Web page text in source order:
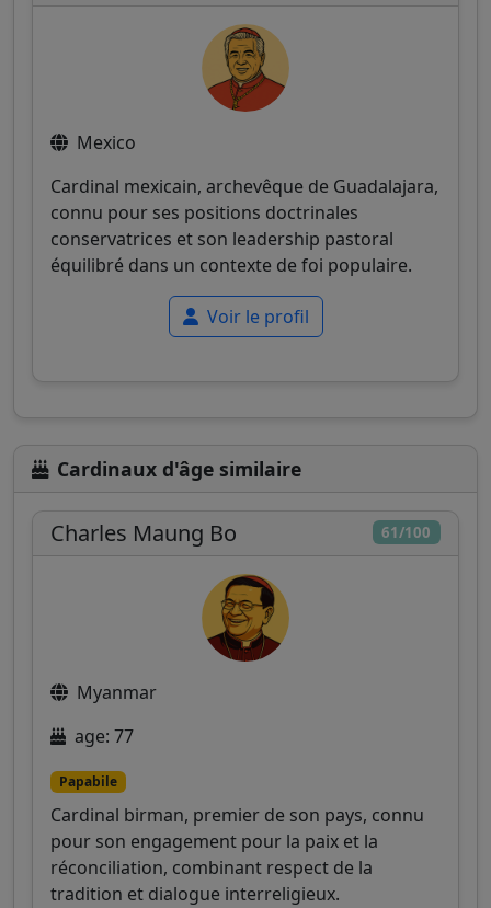
Mexico
Cardinal mexicain, archevêque de Guadalajara,
connu pour ses positions doctrinales
conservatrices et son leadership pastoral
équilibré dans un contexte de foi populaire.
Voir le profil
Cardinaux d'âge similaire
61/100
Charles Maung Bo
Myanmar
age: 77
Papabile
Cardinal birman, premier de son pays, connu
pour son engagement pour la paix et la
réconciliation, combinant respect de la
tradition et dialogue interreligieux.